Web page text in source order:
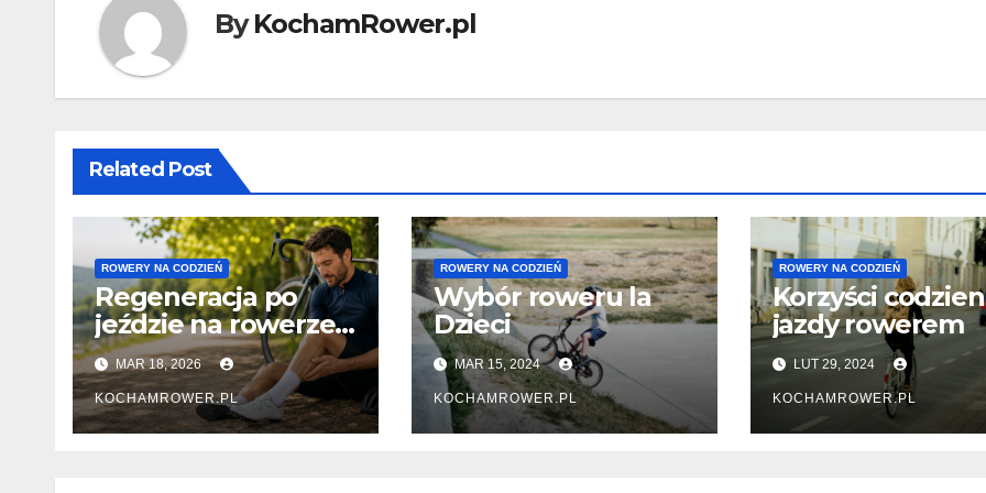
ByKochamRower.pl
Related Post
ROWERY NA CODZIEŃ
Regeneracja po
jeździe na rowerze –
sposoby na ciężkie i
zmęczone nogi
MAR 18, 2026
KOCHAMROWER.PL
ROWERY NA CODZIEŃ
Wybór roweru la
Dzieci
MAR 15, 2024
KOCHAMROWER.PL
ROWERY NA CODZIEŃ
Korzyści
jazdy rowerem
LUT 29, 2024
KOCHAMROWER.PL